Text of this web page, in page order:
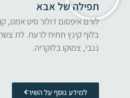
תפילה של אבא
לורם איפסום דולור סיט אמט,
בלוף קינץ תתיח לרעח. לת
ננבי, צמוקו בלוקריה.
למידע נוסף על השיר